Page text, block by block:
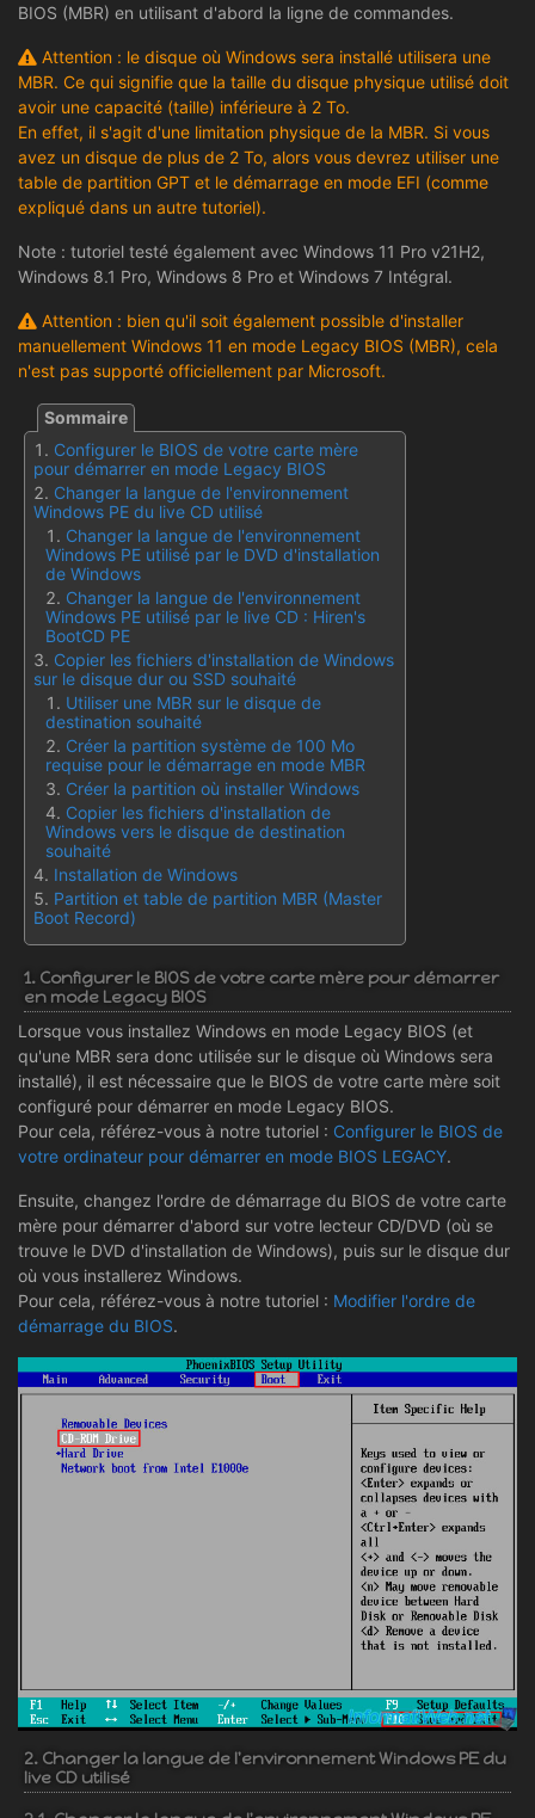
BIOS (MBR) en utilisant d'abord la ligne de commandes.
Attention : le disque où Windows sera installé utilisera une
MBR. Ce qui signifie que la taille du disque physique utilisé doit
avoir une capacité (taille) inférieure à 2 To.
En effet, il s'agit d'une limitation physique de la MBR. Si vous
avez un disque de plus de 2 To, alors vous devrez utiliser une
table de partition GPT et le démarrage en mode EFI (comme
expliqué dans un autre tutoriel).
Note : tutoriel testé également avec Windows 11 Pro v21H2,
Windows 8.1 Pro, Windows 8 Pro et Windows 7 Intégral.
Attention : bien qu'il soit également possible d'installer
manuellement Windows 11 en mode Legacy BIOS (MBR), cela
n'est pas supporté officiellement par Microsoft.
Configurer le BIOS de votre carte mère
pour démarrer en mode Legacy BIOS
Changer la langue de l'environnement
Windows PE du live CD utilisé
Changer la langue de l'environnement
Windows PE utilisé par le DVD d'installation
de Windows
Changer la langue de l'environnement
Windows PE utilisé par le live CD : Hiren's
BootCD PE
Copier les fichiers d'installation de Windows
sur le disque dur ou SSD souhaité
Utiliser une MBR sur le disque de
destination souhaité
Créer la partition système de 100 Mo
requise pour le démarrage en mode MBR
Créer la partition où installer Windows
Copier les fichiers d'installation de
Windows vers le disque de destination
souhaité
Installation de Windows
Partition et table de partition MBR (Master
Boot Record)
1. Configurer le BIOS de votre carte mère pour démarrer
en mode Legacy BIOS
Lorsque vous installez Windows en mode Legacy BIOS (et
qu'une MBR sera donc utilisée sur le disque où Windows sera
installé), il est nécessaire que le BIOS de votre carte mère soit
configuré pour démarrer en mode Legacy BIOS.
Pour cela, référez-vous à notre tutoriel : Configurer le BIOS de
votre ordinateur pour démarrer en mode BIOS LEGACY.
Ensuite, changez l'ordre de démarrage du BIOS de votre carte
mère pour démarrer d'abord sur votre lecteur CD/DVD (où se
trouve le DVD d'installation de Windows), puis sur le disque dur
où vous installerez Windows.
Pour cela, référez-vous à notre tutoriel : Modifier l'ordre de
démarrage du BIOS.
2. Changer la langue de l'environnement Windows PE du
live CD utilisé